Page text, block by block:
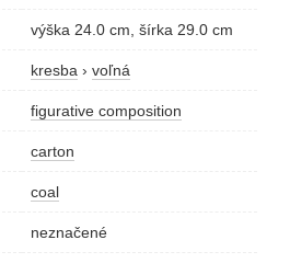
výška 24.0 cm, šírka 29.0 cm
kresba › voľná
figurative composition
carton
coal
neznačené